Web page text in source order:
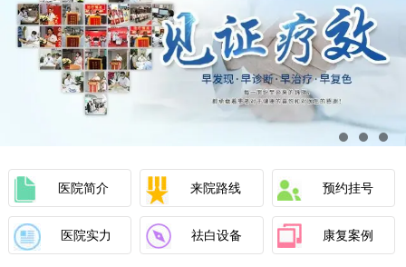
医院简介 来院路线 预约挂号
医院实力 祛白设备 康复案例